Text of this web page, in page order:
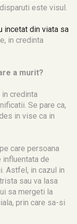
este visul.
incetat din viata sa
in credinta
a murit?
credinta
Se pare ca,
in vise ca in
care persoana
de
Astfel, in cazul in
sau va lasa
sa mergeti la
prin care sa-si